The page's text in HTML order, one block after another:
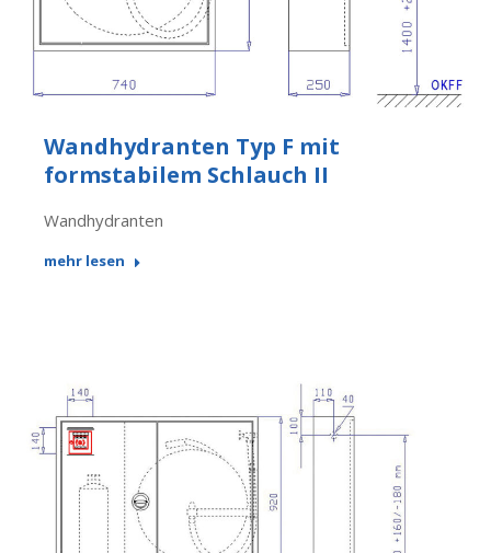
Wandhydranten Typ F mit
formstabilem Schlauch II
Wandhydranten
mehr lesen